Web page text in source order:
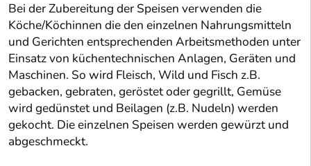
Bei der Zubereitung der Speisen verwenden die
Köche/Köchinnen die den einzelnen Nahrungsmitteln
und Gerichten entsprechenden Arbeitsmethoden unter
Einsatz von küchentechnischen Anlagen, Geräten und
Maschinen. So wird Fleisch, Wild und Fisch z.B.
gebacken, gebraten, geröstet oder gegrillt, Gemüse
wird gedünstet und Beilagen (z.B. Nudeln) werden
gekocht. Die einzelnen Speisen werden gewürzt und
abgeschmeckt.